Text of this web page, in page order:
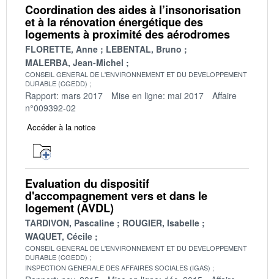
Coordination des aides à l’insonorisation
et à la rénovation énergétique des
logements à proximité des aérodromes
FLORETTE, Anne
LEBENTAL, Bruno
MALERBA, Jean-Michel
CONSEIL GENERAL DE L'ENVIRONNEMENT ET DU DEVELOPPEMENT
DURABLE (CGEDD)
Rapport: mars 2017 Mise en ligne: mai 2017
Affaire
n°009392-02
Accéder à la notice
Evaluation du dispositif
d'accompagnement vers et dans le
logement (AVDL)
TARDIVON, Pascaline
ROUGIER, Isabelle
WAQUET, Cécile
CONSEIL GENERAL DE L'ENVIRONNEMENT ET DU DEVELOPPEMENT
DURABLE (CGEDD)
INSPECTION GENERALE DES AFFAIRES SOCIALES (IGAS)